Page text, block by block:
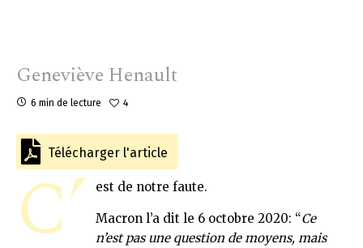
Geneviève Henault
6 min de lecture 4
Télécharger l'article
C’ est de notre faute.
Macron l’a dit le 6 octobre 2020: “Ce
n’est pas une question de moyens, mais